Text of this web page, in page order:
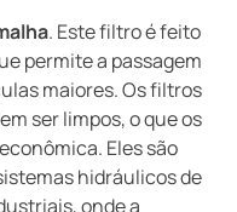
. Este filtro é feito
permite a passagem
maiores. Os filtros
ser limpos, o que os
Eles são
hidráulicos de
onde a